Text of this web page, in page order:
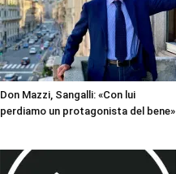
Don Mazzi, Sangalli: «Con lui
perdiamo un protagonista del bene»